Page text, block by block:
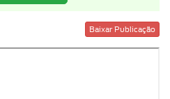
Baixar Publicação